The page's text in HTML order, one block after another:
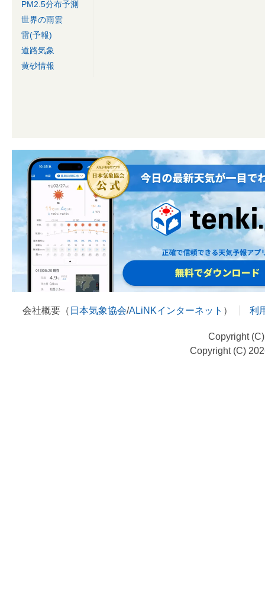
PM2.5分布予測
世界の雨雲
雷(予報)
道路気象
黄砂情報
会社概要（ 日本気象協会/ALiNKインターネット ） 利
Copyright
Copyright (C)